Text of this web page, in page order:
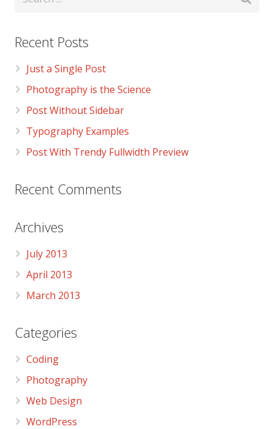
Recent Posts
Just a Single Post
Photography is the Science
Post Without Sidebar
Typography Examples
Post With Trendy Fullwidth Preview
Recent Comments
Archives
July 2013
April 2013
March 2013
Categories
Coding
Photography
Web Design
WordPress